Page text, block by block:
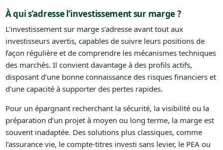
À qui s’adresse l’investissement sur marge ?
L’investissement sur marge s’adresse avant tout aux
investisseurs avertis, capables de suivre leurs positions de
façon régulière et de comprendre les mécanismes techniques
des marchés. Il convient davantage à des profils actifs,
disposant d’une bonne connaissance des risques financiers et
d’une capacité à supporter des pertes rapides.
Pour un épargnant recherchant la sécurité, la visibilité ou la
préparation d’un projet à moyen ou long terme, la marge est
souvent inadaptée. Des solutions plus classiques, comme
l’assurance vie, le compte-titres investi sans levier, le PEA ou